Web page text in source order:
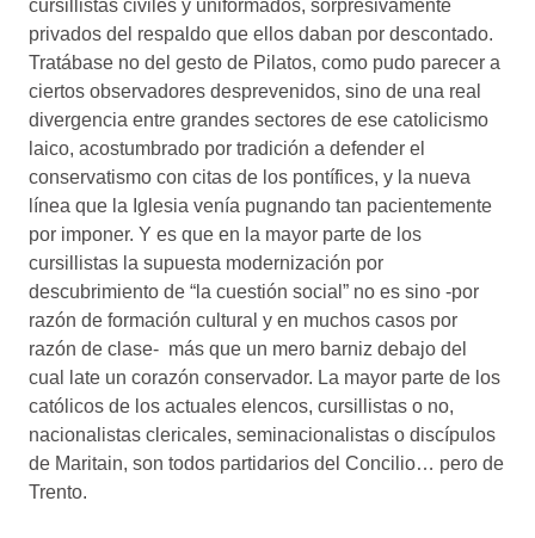
cursillistas civiles y uniformados, sorpresivamente
privados del respaldo que ellos daban por descontado.
Tratábase no del gesto de Pilatos, como pudo parecer a
ciertos observadores desprevenidos, sino de una real
divergencia entre grandes sectores de ese catolicismo
laico, acostumbrado por tradición a defender el
conservatismo con citas de los pontífices, y la nueva
línea que la Iglesia venía pugnando tan pacientemente
por imponer. Y es que en la mayor parte de los
cursillistas la supuesta modernización por
descubrimiento de “la cuestión social” no es sino -por
razón de formación cultural y en muchos casos por
razón de clase- más que un mero barniz debajo del
cual late un corazón conservador. La mayor parte de los
católicos de los actuales elencos, cursillistas o no,
nacionalistas clericales, seminacionalistas o discípulos
de Maritain, son todos partidarios del Concilio… pero de
Trento.